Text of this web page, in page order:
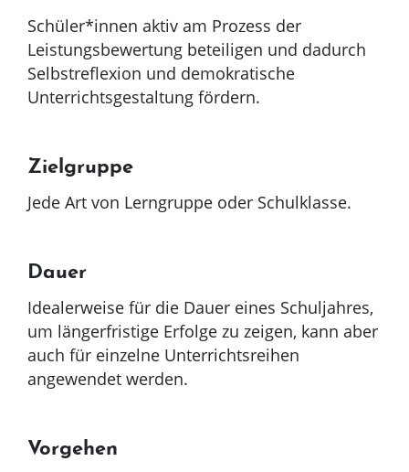
Schüler*innen aktiv am Prozess der
Leistungsbewertung beteiligen und dadurch
Selbstreflexion und demokratische
Unterrichtsgestaltung fördern.
Zielgruppe
Jede Art von Lerngruppe oder Schulklasse.
Dauer
Idealerweise für die Dauer eines Schuljahres,
um längerfristige Erfolge zu zeigen, kann aber
auch für einzelne Unterrichtsreihen
angewendet werden.
Vorgehen